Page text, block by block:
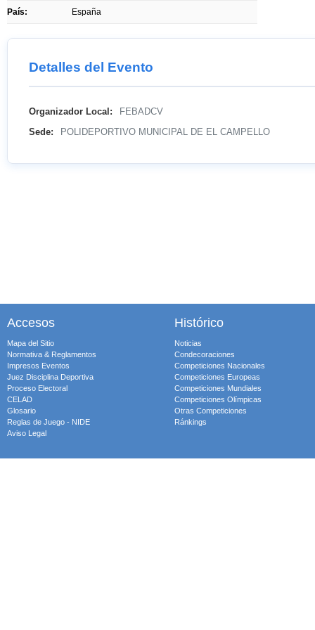
País: España
Detalles del Evento
Organizador Local: FEBADCV
Sede: POLIDEPORTIVO MUNICIPAL DE EL CAMPELLO
Accesos
Mapa del Sitio
Normativa & Reglamentos
Impresos Eventos
Juez Disciplina Deportiva
Proceso Electoral
CELAD
Glosario
Reglas de Juego - NIDE
Aviso Legal
Histórico
Noticias
Condecoraciones
Competiciones Nacionales
Competiciones Europeas
Competiciones Mundiales
Competiciones Olímpicas
Otras Competiciones
Ránkings